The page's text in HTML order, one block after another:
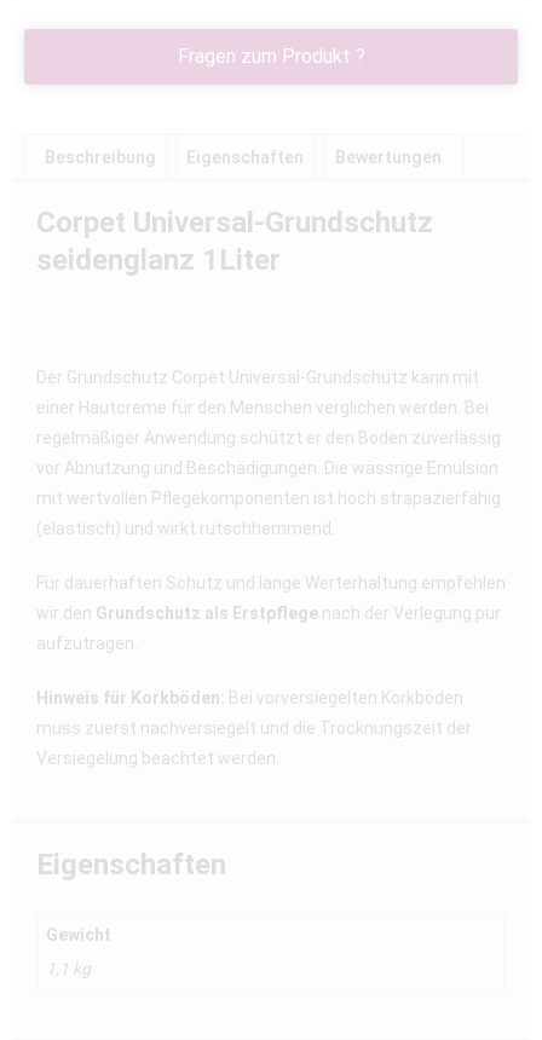
Fragen zum Produkt ?
Beschreibung Eigenschaften Bewertungen
Corpet Universal-Grundschutz
seidenglanz 1Liter
Der Grundschutz Corpet Universal-Grundschutz kann mit
einer Hautcreme für den Menschen verglichen werden. Bei
regelmäßiger Anwendung schützt er den Boden zuverlässig
vor Abnutzung und Beschädigungen. Die wässrige Emulsion
mit wertvollen Pflegekomponenten ist hoch strapazierfähig
(elastisch) und wirkt rutschhemmend.
Für dauerhaften Schutz und lange Werterhaltung empfehlen
wir den Grundschutz als Erstpflege nach der Verlegung pur
aufzutragen.
Hinweis für Korkböden: Bei vorversiegelten Korkböden
muss zuerst nachversiegelt und die Trocknungszeit der
Versiegelung beachtet werden.
Eigenschaften
Gewicht
1,1 kg